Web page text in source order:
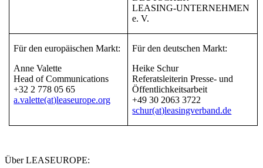
LEASING-UNTERNEHMEN
e. V.
Für den europäischen Markt:
Anne Valette
Head of Communications
+32 2 778 05 65
a.valette(at)leaseurope.org
Für den deutschen Markt:
Heike Schur
Referatsleiterin Presse- und
Öffentlichkeitsarbeit
+49 30 2063 3722
schur(at)leasingverband.de
Über LEASEUROPE: